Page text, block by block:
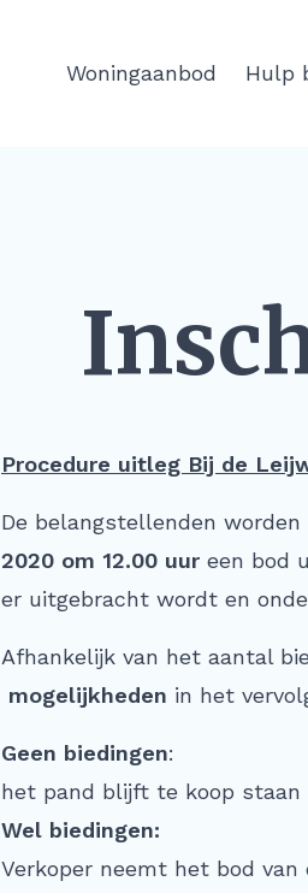
Woningaanbod Hulp
Procedure uitleg Bij de
De belangstellenden
2020 om 12.00 uur een bod
er uitgebracht wordt en
Afhankelijk van het aantal
mogelijkheden in het
Geen biedingen:
het pand blijft te koop staan
Wel biedingen:
Verkoper neemt het bod van